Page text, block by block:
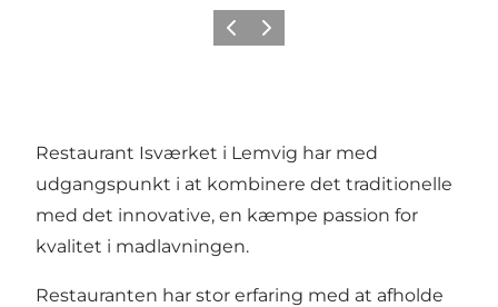
ForrigeNæste
Restaurant Isværket i Lemvig har med
udgangspunkt i at kombinere det traditionelle
med det innovative, en kæmpe passion for
kvalitet i madlavningen.
Restauranten har stor erfaring med at afholde